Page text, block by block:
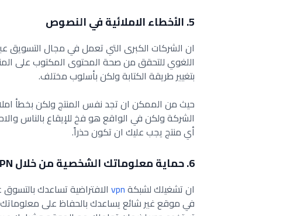
5. الأخطاء الاملائية في النصوص
ان الشركات الكبرى التي تعمل في مجال التسويق
اللغوي للتحقق من صحة المحتوى المكتوب على
بتغيير طريقة الكتابة ولكن بأسلوب مختلف.
حيث من الممكن ان تجد نفس المنتج ولكن بخطأ
الشركة ولكن في الواقع هو فخ للإيقاع بالناس
أي منتج يجب عليك ان تكون حذراً.
6. حماية معلوماتك الشخصية من خلال VPN
ان تشغيلك لشبكةvpn الافتراضية تساعدك
في موقع غير شائع يساعدك بالحفاظ على معلوماتك